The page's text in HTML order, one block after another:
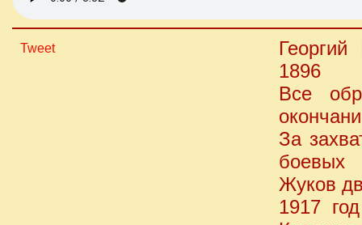
Tweet
1896
Все
За
боевых
Жуков
1917